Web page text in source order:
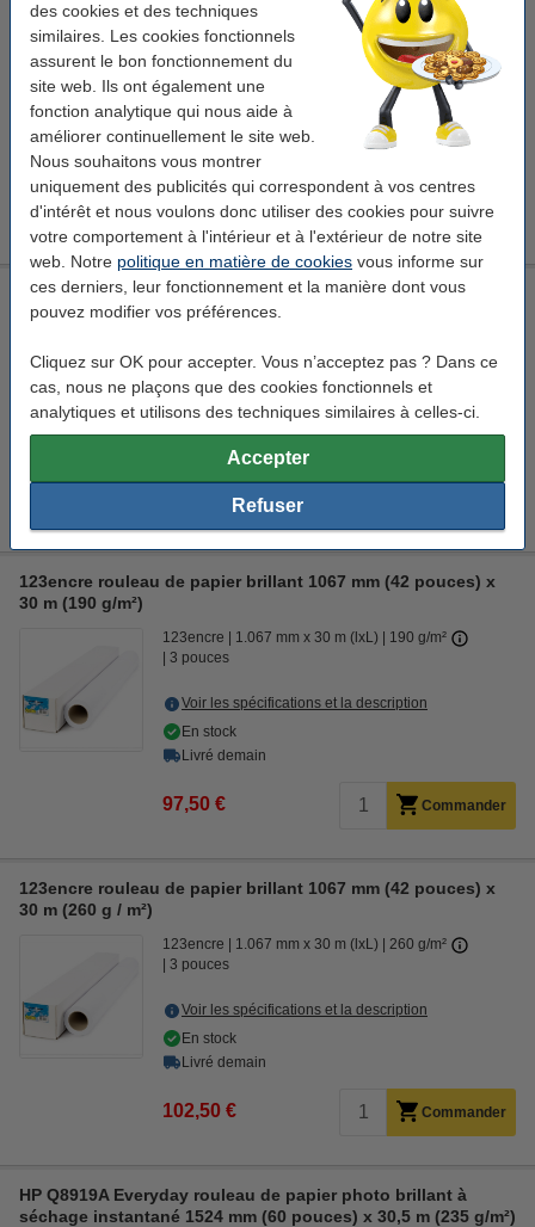
des cookies et des techniques
similaires. Les cookies fonctionnels
assurent le bon fonctionnement du
site web. Ils ont également une
fonction analytique qui nous aide à
améliorer continuellement le site web.
Nous souhaitons vous montrer
uniquement des publicités qui correspondent à vos centres
d'intérêt et nous voulons donc utiliser des cookies pour suivre
votre comportement à l'intérieur et à l'extérieur de notre site
web. Notre politique en matière de cookies vous informe sur
ces derniers, leur fonctionnement et la manière dont vous
pouvez modifier vos préférences.
Cliquez sur OK pour accepter. Vous n’acceptez pas ? Dans ce
cas, nous ne plaçons que des cookies fonctionnels et
analytiques et utilisons des techniques similaires à celles-ci.
Accepter
Refuser
3 pouces
Voir les spécifications et la description
Économisez plus de
avec notre marque
propre
En stock
Livré demain
104,50 € Commander
HP Q8918A Everyday rouleau de papier photo brillant à
séchage instantané 1067 mm (42 pouces) x 30,5 m (235 g/m²)
Voir les spécifications et la description
Livré demain
127,50 €
123encre rouleau de papier brillant 1067 mm (42 pouces) x
30 m (190 g/m²)
123encre 1.067 mm x 30 m (lxL)
190 g/m²
3 pouces
Voir les spécifications et la description
En stock
Livré demain
97,50 € Commander
123encre rouleau de papier brillant 1067 mm (42 pouces) x
30 m (260 g / m²)
123encre 1.067 mm x 30 m (lxL)
260 g/m²
3 pouces
Voir les spécifications et la description
En stock
Livré demain
102,50 € Commander
HP Q8919A Everyday rouleau de papier photo brillant à
séchage instantané 1524 mm (60 pouces) x 30,5 m (235 g/m²)